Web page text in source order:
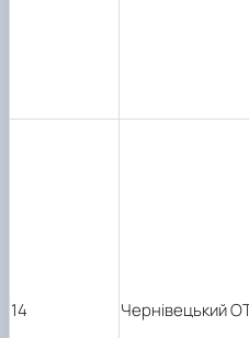
14 Чернівецький